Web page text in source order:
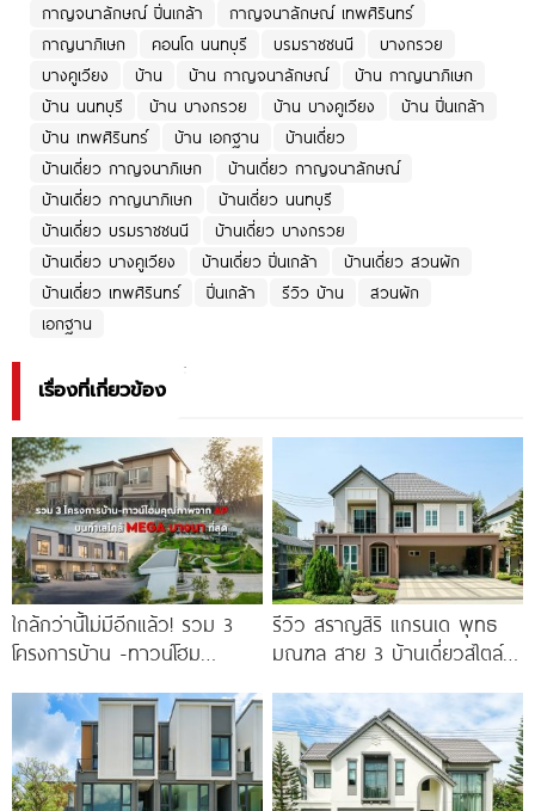
กาญจนาลักษณ์ ปิ่นเกล้า
กาญจนาลักษณ์ เทพศิรินทร์
กาญนาภิเษก
คอนโด นนทบุรี บรมราชชนนี
บางกรวย
บางคูเวียง
บ้าน บ้าน กาญจนาลักษณ์
บ้าน กาญนาภิเษก
บ้าน นนทบุรี
บ้าน บางกรวย บ้าน บางคูเวียง
บ้าน ปิ่นเกล้า
บ้าน เทพศิรินทร์
บ้าน เอกฐาน
บ้านเดี่ยว
บ้านเดี่ยว กาญจนาภิเษก
บ้านเดี่ยว กาญจนาลักษณ์
บ้านเดี่ยว กาญนาภิเษก
บ้านเดี่ยว นนทบุรี
บ้านเดี่ยว บรมราชชนนี
บ้านเดี่ยว บางกรวย
บ้านเดี่ยว บางคูเวียง
บ้านเดี่ยว ปิ่นเกล้า
บ้านเดี่ยว สวนผัก
บ้านเดี่ยว เทพศิรินทร์
ปิ่นเกล้า รีวิว บ้าน
สวนผัก
เอกฐาน
เรื่องที่เกี่ยวข้อง
ใกล้กว่านี้ไม่มีอีกแล้ว! รวม 3
โครงการบ้าน -ทาวน์โฮม
MEGA บางนา เพียง
รีวิว สราญสิริ แกรนเด พุทธ
มณฑล สาย 3 บ้านเดี่ยวสไตล์